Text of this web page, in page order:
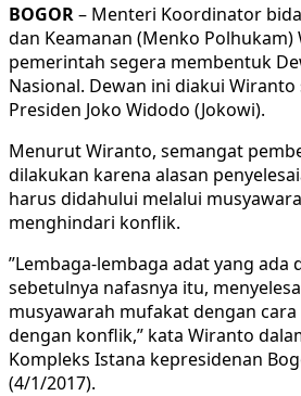
BOGOR– Menteri Koordinator
dan Keamanan (Menko
pemerintah segera membentuk
Nasional. Dewan ini diakui
Presiden Joko Widodo (Jokowi).
Menurut Wiranto, semangat
dilakukan karena alasan
harus didahului melalui
menghindari konflik.
‎”Lembaga-lembaga adat yang ada
sebetulnya nafasnya itu,
musyawarah mufakat dengan
dengan konflik,” kata Wiranto
Kompleks Istana kepresidenan
(4/1/2017).